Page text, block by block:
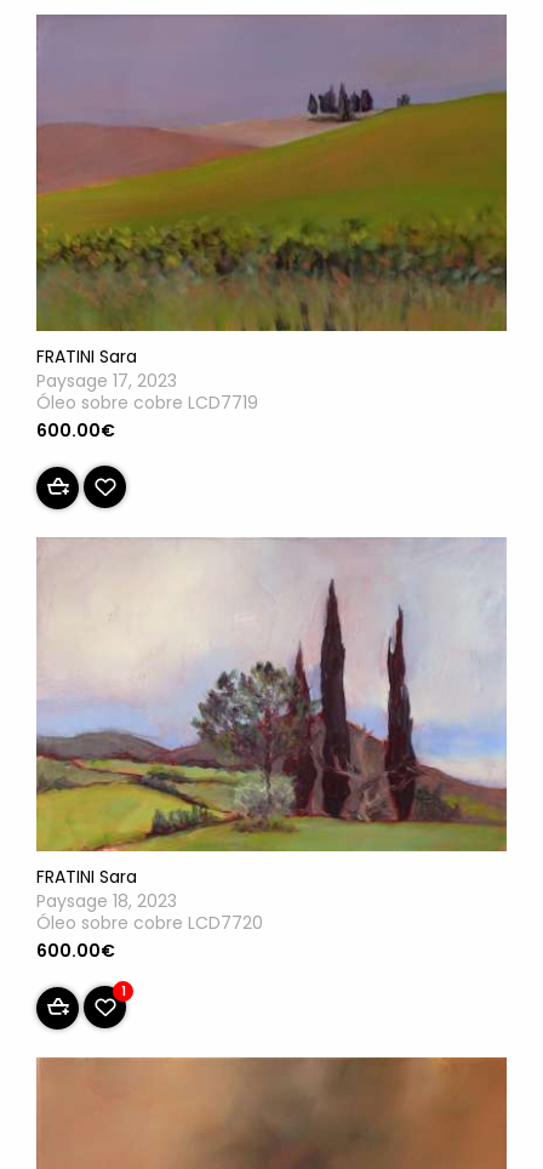
FRATINI Sara
Paysage 17, 2023
Óleo sobre cobre LCD7719
600.00€
FRATINI Sara
Paysage 18, 2023
Óleo sobre cobre LCD7720
600.00€
1